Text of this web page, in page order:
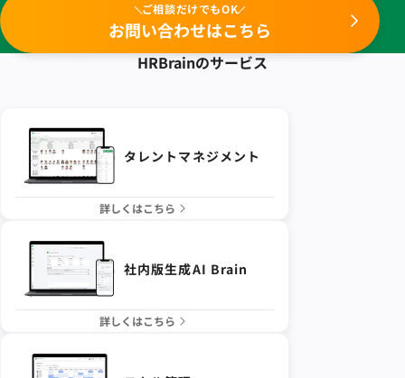
ご相談だけでもOK
お問い合わせはこちら
HRBrainのサービス
タレントマネジメント
詳しくはこちら
社内版生成AI Brain
詳しくはこちら